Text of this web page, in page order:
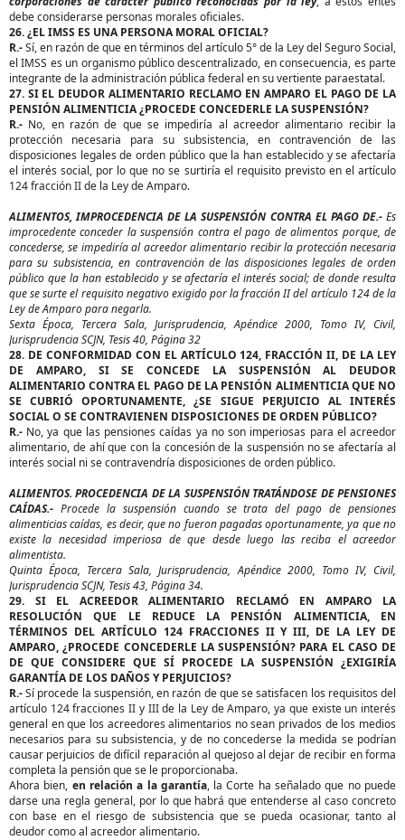
debe considerarse personas morales oficiales.
26. ¿EL IMSS ES UNA PERSONA MORAL OFICIAL?
R.-Sí, en razón de que en términos del artículo 5° de la Ley del Seguro Social,
el IMSS es un organismo público descentralizado, en consecuencia, es parte
integrante de la administración pública federal en su vertiente paraestatal.
27. SI EL DEUDOR ALIMENTARIO RECLAMO EN AMPARO EL PAGO DE LA
PENSIÓN ALIMENTICIA ¿PROCEDE CONCEDERLE LA SUSPENSIÓN?
R.- No, en razón de que se impediría al acreedor alimentario recibir la
protección necesaria para su subsistencia, en contravención de las
disposiciones legales de orden público que la han establecido y se afectaría
el interés social, por lo que no se surtiría el requisito previsto en el artículo
124 fracción II de la Ley de Amparo.
ALIMENTOS, IMPROCEDENCIA DE LA SUSPENSIÓN CONTRA EL PAGO DE.- Es
improcedente conceder la suspensión contra el pago de alimentos porque, de
concederse, se impediría al acreedor alimentario recibir la protección necesaria
para su subsistencia, en contravención de las disposiciones legales de orden
público que la han establecido y se afectaría el interés social; de donde resulta
que se surte el requisito negativo exigido por la fracción II del artículo 124 de la
Ley de Amparo para negarla.
Sexta Época, Tercera Sala, Jurisprudencia, Apéndice 2000, Tomo IV, Civil,
Jurisprudencia SCJN, Tesis 40, Página 32
28. DE CONFORMIDAD CON EL ARTÍCULO 124, FRACCIÓN II, DE LA LEY
DE AMPARO, SI SE CONCEDE LA SUSPENSIÓN AL DEUDOR
ALIMENTARIO CONTRA EL PAGO DE LA PENSIÓN ALIMENTICIA QUE NO
SE CUBRIÓ OPORTUNAMENTE, ¿SE SIGUE PERJUICIO AL INTERÉS
SOCIAL O SE CONTRAVIENEN DISPOSICIONES DE ORDEN PÚBLICO?
R.- No, ya que las pensiones caídas ya no son imperiosas para el acreedor
alimentario, de ahí que con la concesión de la suspensión no se afectaría al
interés social ni se contravendría disposiciones de orden público.
ALIMENTOS. PROCEDENCIA DE LA SUSPENSIÓN TRATÁNDOSE DE PENSIONES
CAÍDAS.- Procede la suspensión cuando se trata del pago de pensiones
alimenticias caídas, es decir, que no fueron pagadas oportunamente, ya que no
existe la necesidad imperiosa de que desde luego las reciba el acreedor
alimentista.
Quinta Época, Tercera Sala, Jurisprudencia, Apéndice 2000, Tomo IV, Civil,
Jurisprudencia SCJN, Tesis 43, Página 34.
29. SI EL ACREEDOR ALIMENTARIO RECLAMÓ EN AMPARO LA
RESOLUCIÓN QUE LE REDUCE LA PENSIÓN ALIMENTICIA, EN
TÉRMINOS DEL ARTÍCULO 124 FRACCIONES II Y III, DE LA LEY DE
AMPARO, ¿PROCEDE CONCEDERLE LA SUSPENSIÓN? PARA EL CASO DE
DE QUE CONSIDERE QUE SÍ PROCEDE LA SUSPENSIÓN ¿EXIGIRÍA
GARANTÍA DE LOS DAÑOS Y PERJUICIOS?
R.-Sí procede la suspensión, en razón de que se satisfacen los requisitos del
artículo 124 fracciones II y III de la Ley de Amparo, ya que existe un interés
general en que los acreedores alimentarios no sean privados de los medios
necesarios para su subsistencia, y de no concederse la medida se podrían
causar perjuicios de difícil reparación al quejoso al dejar de recibir en forma
completa la pensión que se le proporcionaba.
Ahora bien, en relación a la garantía, la Corte ha señalado que no puede
darse una regla general, por lo que habrá que entenderse al caso concreto
con base en el riesgo de subsistencia que se pueda ocasionar, tanto al
deudor como al acreedor alimentario.